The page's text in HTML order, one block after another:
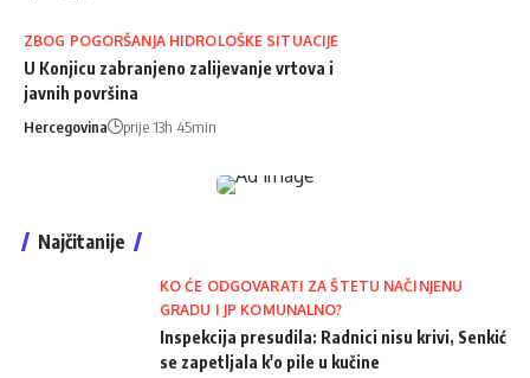
ZBOG POGORŠANJA HIDROLOŠKE SITUACIJE
U Konjicu zabranjeno zalijevanje vrtova i
javnih površina
Hercegovina prije 13h 45min
Najčitanije
KO ĆE ODGOVARATI ZA ŠTETU NAČINJENU
GRADU I JP KOMUNALNO?
Inspekcija presudila: Radnici nisu krivi, Senkić
se zapetljala k'o pile u kučine